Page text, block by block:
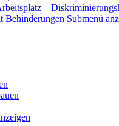
–
Behinderungen Submenü